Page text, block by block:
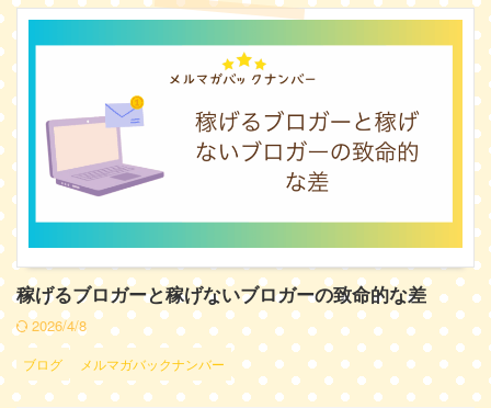
稼げるブロガーと稼げないブロガーの致命的な差
2026/4/8
ブログ メルマガバックナンバー